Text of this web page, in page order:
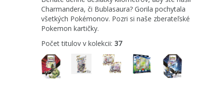
Charmandera, či Bublasaura? Gorila pochytala
všetkých Pokémonov. Pozri si naše zberateľské
Pokemon kartičky.
Počet titulov v kolekcii: 37